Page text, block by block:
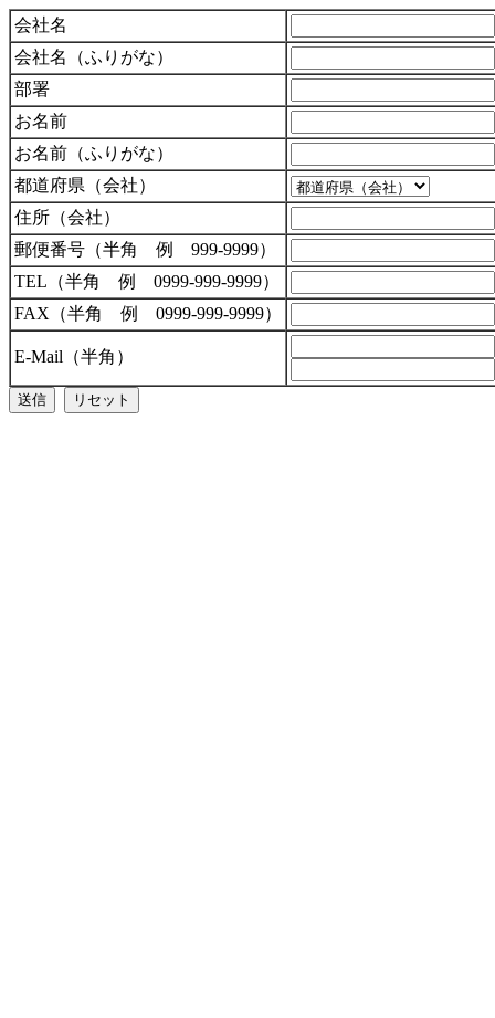
会社名
会社名（ふりがな）
部署
お名前
お名前（ふりがな）
都道府県（会社）
住所（会社）
郵便番号（半角 例 999-9999）
TEL（半角 例 0999-999-9999）
FAX（半角 例 0999-999-9999）
E-Mail（半角）